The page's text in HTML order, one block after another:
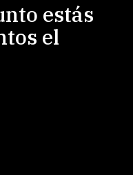
estás
el